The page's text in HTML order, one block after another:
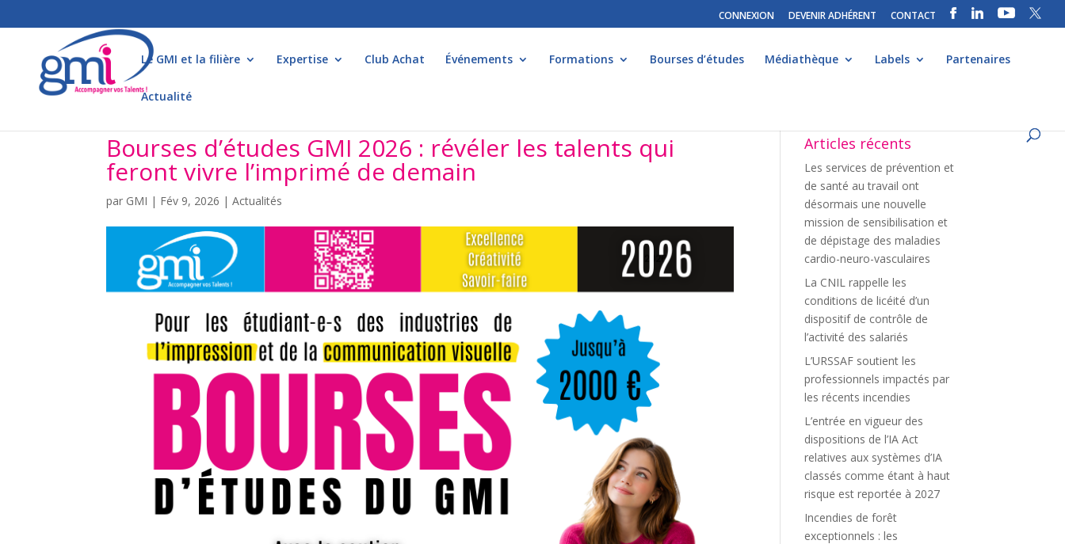
CONNEXION DEVENIR ADHÉRENT CONTACT
Le GMI et la filière Expertise Club Achat Événements Formations Bourses d’études Médiathèque Labels Partenaires
Actualité
Bourses d’études GMI 2026 : révéler les talents qui
feront vivre l’imprimé de demain
par GMI | Fév 9, 2026 |Actualités
Articles récents
Les services de prévention et
de santé au travail ont
désormais une nouvelle
mission de sensibilisation et
de dépistage des maladies
cardio-neuro-vasculaires
La CNIL rappelle les
conditions de licéité d’un
dispositif de contrôle de
l’activité des salariés
L’URSSAF soutient les
professionnels impactés par
les récents incendies
L’entrée en vigueur des
dispositions de l’IA Act
relatives aux systèmes d’IA
classés comme étant à haut
risque est reportée à 2027
Incendies de forêt
exceptionnels : les